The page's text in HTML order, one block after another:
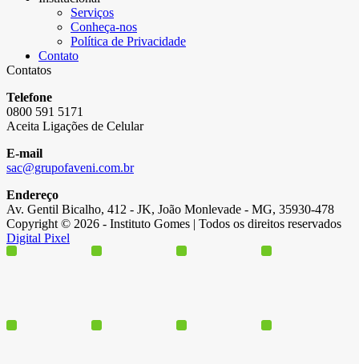
Serviços
Conheça-nos
Política de Privacidade
Contato
Contatos
Telefone
0800 591 5171
Aceita Ligações de Celular
E-mail
sac@grupofaveni.com.br
Endereço
Av. Gentil Bicalho, 412 - JK, João Monlevade - MG, 35930-478
Copyright © 2026 - Instituto Gomes | Todos os direitos reservados
Digital Pixel